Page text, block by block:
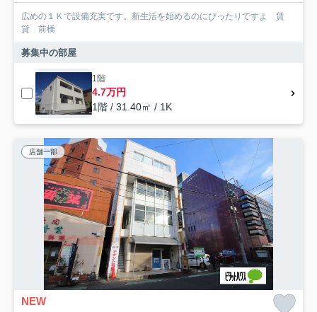
広めの１Ｋで設備充実です。新生活を始めるのにぴったりですよ 賃
貸 前橋
募集中の部屋
1階
4.7万円
1階 / 31.40㎡ / 1K
店舗一部
NEW